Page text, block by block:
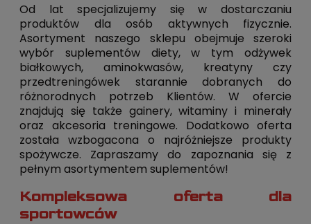
Od lat specjalizujemy się w dostarczaniu
produktów dla osób aktywnych fizycznie.
Asortyment naszego sklepu obejmuje szeroki
wybór suplementów diety, w tym odżywek
białkowych, aminokwasów, kreatyny czy
przedtreningówek starannie dobranych do
różnorodnych potrzeb Klientów. W ofercie
znajdują się także gainery, witaminy i minerały
oraz akcesoria treningowe. Dodatkowo oferta
została wzbogacona o najróżniejsze produkty
spożywcze. Zapraszamy do zapoznania się z
pełnym asortymentem suplementów!
Kompleksowa oferta dla
sportowców